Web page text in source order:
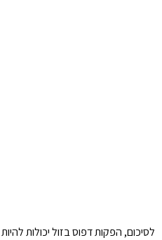
לסיכום, הפקות דפוס בזול יכולות